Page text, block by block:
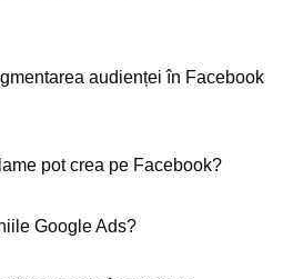
audienței în Facebook
pot crea pe Facebook?
Google Ads?